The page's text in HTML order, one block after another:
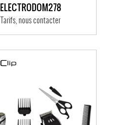
ELECTRODOM278
Tarifs, nous contacter